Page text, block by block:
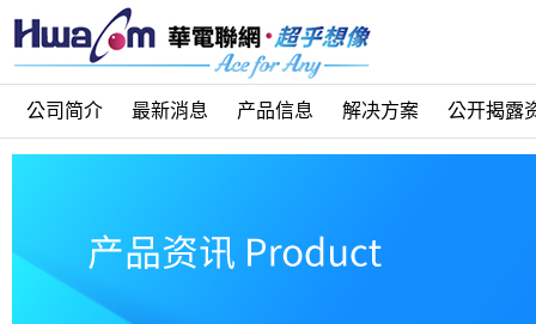
公司简介 最新消息 产品信息 解决方案 公开揭露